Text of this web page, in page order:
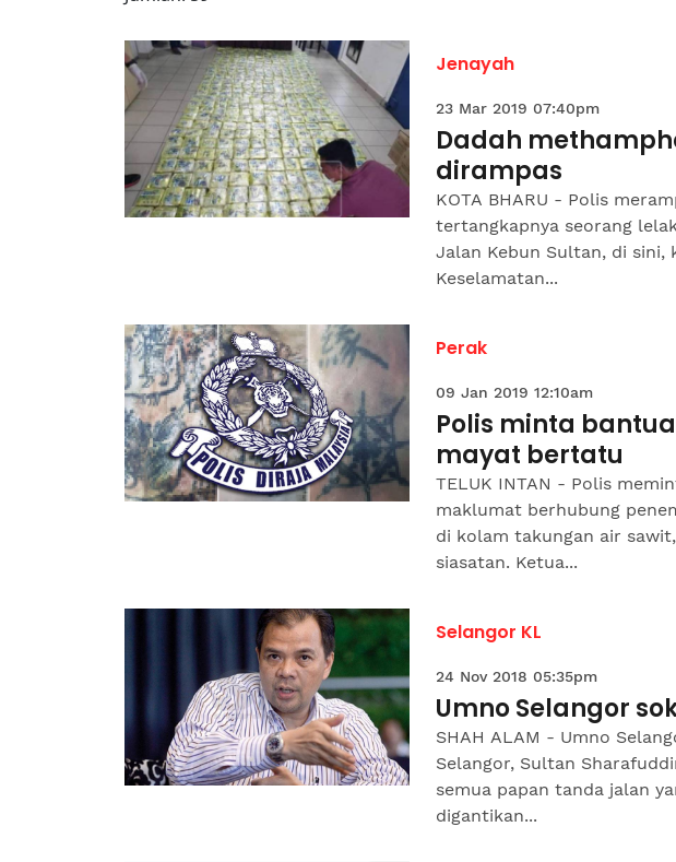
Jenayah
23 Mar 2019 07:40pm
Dadah
dirampas
KOTA BHARU - Polis
tertangkapnya seorang
Jalan Kebun Sultan, di sini,
Keselamatan...
Perak
09 Jan 2019 12:10am
Polis minta
mayat bertatu
TELUK INTAN - Polis
maklumat berhubung
di kolam takungan air
siasatan. Ketua...
Selangor KL
24 Nov 2018 05:35pm
Umno Selangor
SHAH ALAM - Umno
Selangor, Sultan
semua papan tanda jalan
digantikan...